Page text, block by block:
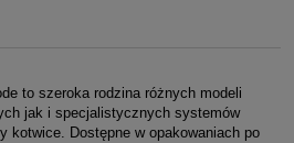
to szeroka rodzina różnych modeli
jak i specjalistycznych systemów
kotwice. Dostępne w opakowaniach po